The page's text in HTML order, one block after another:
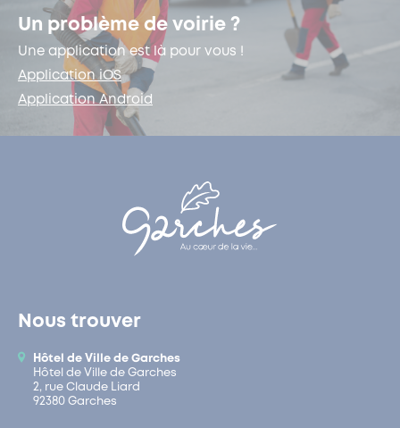
Un problème de voirie ?
Une application est là pour vous !
Application iOS
Application Android
Nous trouver
Hôtel de Ville de Garches
Hôtel de Ville de Garches
2, rue Claude Liard
92380 Garches